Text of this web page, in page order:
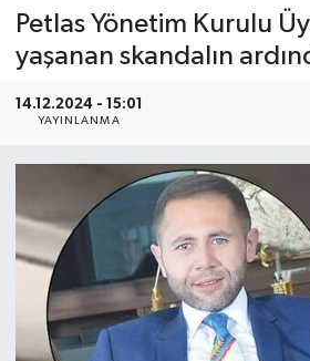
Petlas Yönetim Kurulu
yaşanan skandalın
14.12.2024 - 15:01
YAYINLANMA